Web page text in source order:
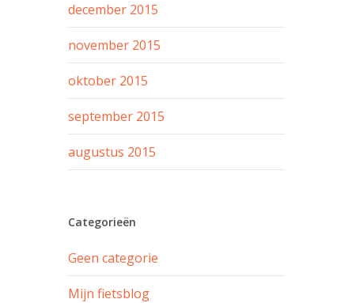
december 2015
november 2015
oktober 2015
september 2015
augustus 2015
Categorieën
Geen categorie
Mijn fietsblog